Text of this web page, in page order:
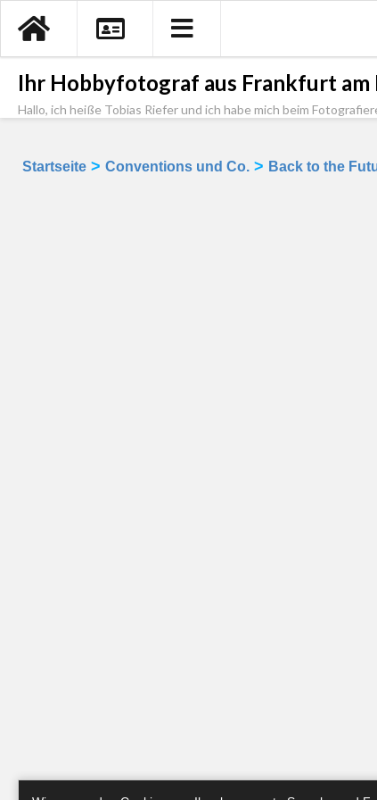
Ihr Hobbyfotograf aus Frankfurt am
Hallo, ich heiße Tobias Riefer und ich habe mich beim
Startseite > Conventions und Co. > Back to the